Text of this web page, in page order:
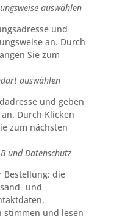
auswählen
und
an. Durch
Sie zum
auswählen
und geben
Durch Klicken
zum nächsten
und Datenschutz
Bestellung: die
und
stimmen und lesen